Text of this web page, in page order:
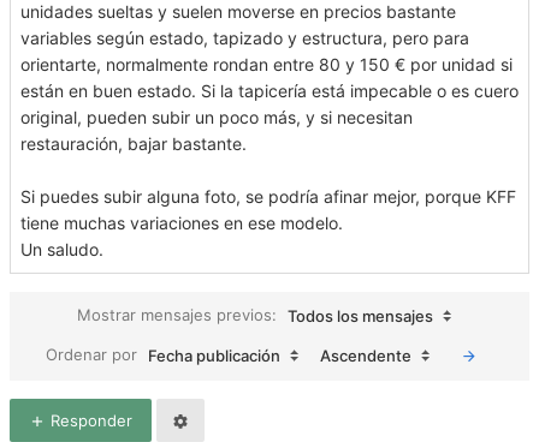
unidades sueltas y suelen moverse en precios bastante
variables según estado, tapizado y estructura, pero para
orientarte, normalmente rondan entre 80 y 150 € por unidad si
están en buen estado. Si la tapicería está impecable o es cuero
original, pueden subir un poco más, y si necesitan
restauración, bajar bastante.
Si puedes subir alguna foto, se podría afinar mejor, porque KFF
tiene muchas variaciones en ese modelo.
Un saludo.
Mostrar mensajes previos:
Todos los mensajes
Ordenar por
Fecha publicación Ascendente
Responder